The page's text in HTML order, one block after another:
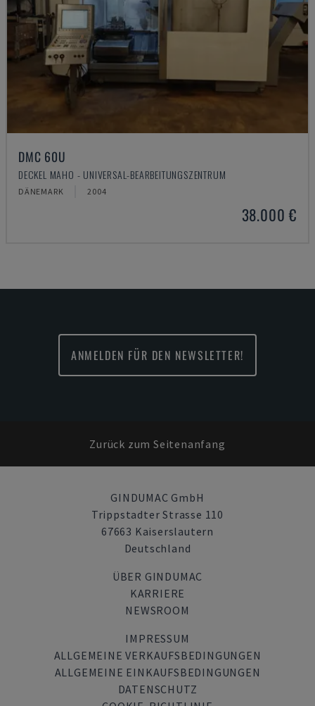
DMC 60U
DECKEL MAHO - UNIVERSAL-BEARBEITUNGSZENTRUM
DÄNEMARK 2004
38.000 €
ANMELDEN FÜR DEN NEWSLETTER!
Zurück zum Seitenanfang
GINDUMAC GmbH
Trippstadter Strasse 110
67663 Kaiserslautern
Deutschland
ÜBER GINDUMAC
KARRIERE
NEWSROOM
IMPRESSUM
ALLGEMEINE VERKAUFSBEDINGUNGEN
ALLGEMEINE EINKAUFSBEDINGUNGEN
DATENSCHUTZ